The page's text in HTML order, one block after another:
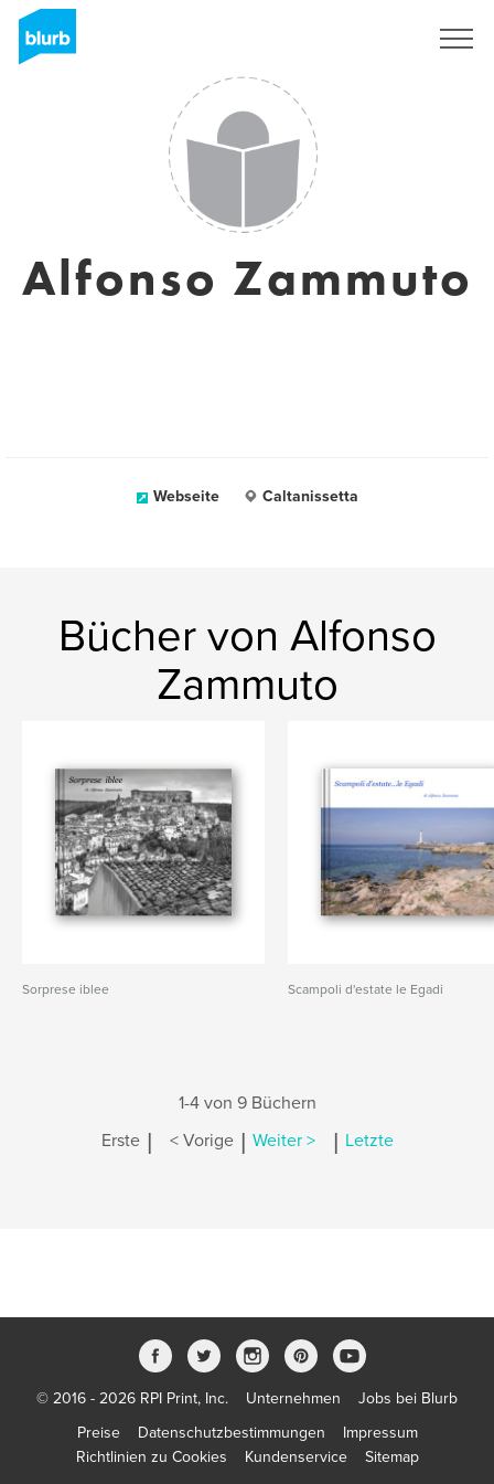
Alfonso Zammuto
Webseite Caltanissetta
Bücher von Alfonso
Zammuto
Sorprese iblee Scampoli d'estate le Egadi
1-4 von 9 Büchern
Erste | < Vorige | Weiter > | Letzte
© 2016 - 2026 RPI Print, Inc. Unternehmen
Jobs bei Blurb
Preise
Datenschutzbestimmungen
Impressum
Richtlinien zu Cookies
Kundenservice Sitemap